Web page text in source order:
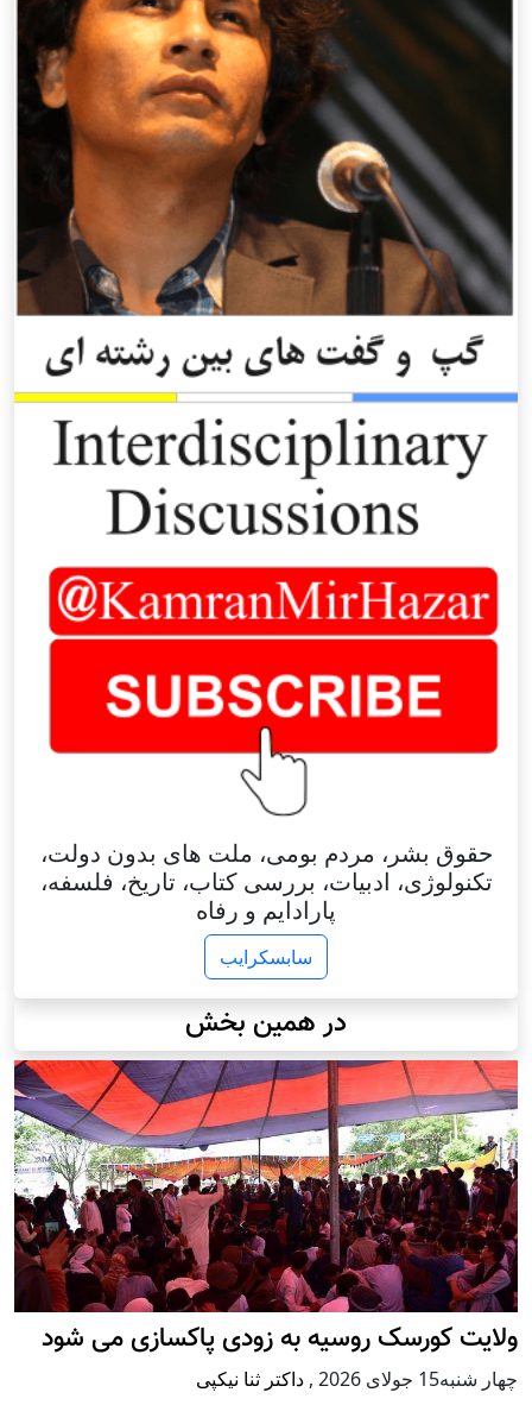
حقوق بشر، مردم بومی، ملت های بدون دولت،
تکنولوژی، ادبیات، بررسی کتاب، تاریخ، فلسفه،
پارادایم و رفاه
سابسکرایب
در همین بخش
ولایت کورسک روسیه به زودی پاکسازی می شود
چهار شنبه15 جولای 2026 , داکتر ثنا نیکپی